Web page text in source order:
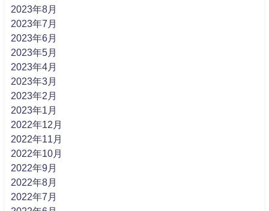
2023年8月
2023年7月
2023年6月
2023年5月
2023年4月
2023年3月
2023年2月
2023年1月
2022年12月
2022年11月
2022年10月
2022年9月
2022年8月
2022年7月